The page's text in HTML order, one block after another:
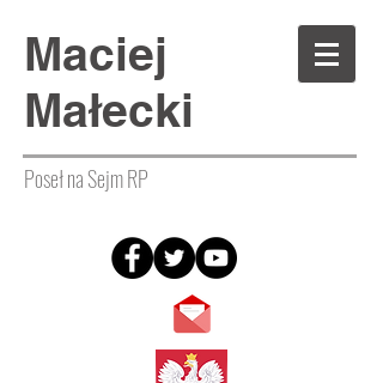
Maciej
Małecki
Poseł na Sejm RP